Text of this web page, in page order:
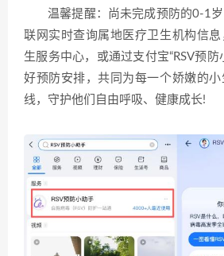
温馨提醒：尚未完成预防的0-1
联网实时查询属地医疗卫生机构信
生服务中心，或通过支付宝“RSV预
好预防安排，共同为每一个娇嫩的
线，守护他们自由呼吸、健康成长!